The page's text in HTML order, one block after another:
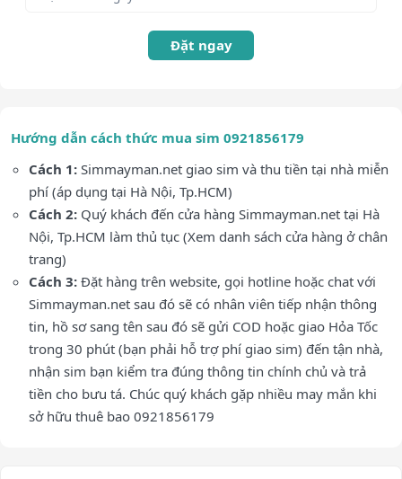
Đặt ngay
Hướng dẫn cách thức mua sim 0921856179
Cách 1: Simmayman.net giao sim và thu tiền tại nhà miễn
phí (áp dụng tại Hà Nội, Tp.HCM)
Cách 2: Quý khách đến cửa hàng Simmayman.net tại Hà
Nội, Tp.HCM làm thủ tục (Xem danh sách cửa hàng ở chân
trang)
Cách 3: Đặt hàng trên website, gọi hotline hoặc chat với
Simmayman.net sau đó sẽ có nhân viên tiếp nhận thông
tin, hồ sơ sang tên sau đó sẽ gửi COD hoặc giao Hỏa Tốc
trong 30 phút (bạn phải hỗ trợ phí giao sim) đến tận nhà,
nhận sim bạn kiểm tra đúng thông tin chính chủ và trả
tiền cho bưu tá. Chúc quý khách gặp nhiều may mắn khi
sở hữu thuê bao 0921856179